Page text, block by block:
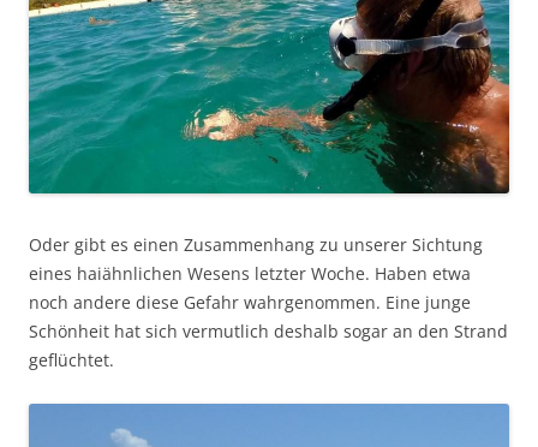
Oder gibt es einen Zusammenhang zu unserer Sichtung
eines haiähnlichen Wesens letzter Woche. Haben etwa
noch andere diese Gefahr wahrgenommen. Eine junge
Schönheit hat sich vermutlich deshalb sogar an den Strand
geflüchtet.